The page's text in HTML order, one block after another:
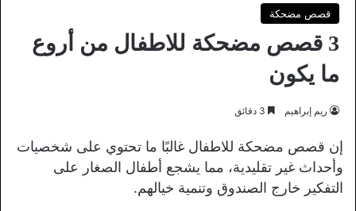
قصص مضحكة
3 قصص مضحكة للاطفال من أروع
ما يكون
ريم إبراهيم
إن قصص مضحكة للاطفال غالبًا ما تحتوي على شخصيات
وأحداث غير تقليدية، مما يشجع أطفال الصغار على
التفكير خارج الصندوق وتنمية خيالهم.